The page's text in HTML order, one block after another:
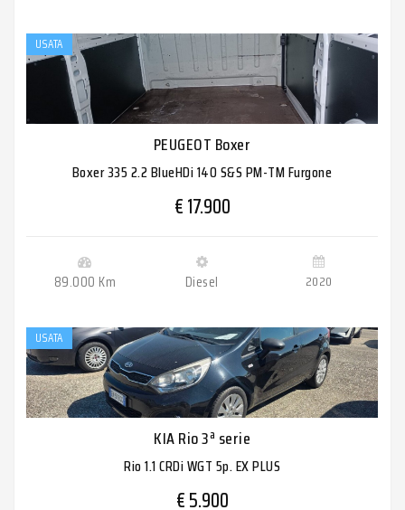
USATA
PEUGEOT Boxer
Boxer 335 2.2 BlueHDi 140 S&S PM-TM Furgone
€ 17.900
89.000 Km Diesel 2020
USATA
KIA Rio 3ª serie
Rio 1.1 CRDi WGT 5p. EX PLUS
€ 5.900